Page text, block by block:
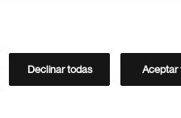
Directorio de
Declinar todas Aceptar